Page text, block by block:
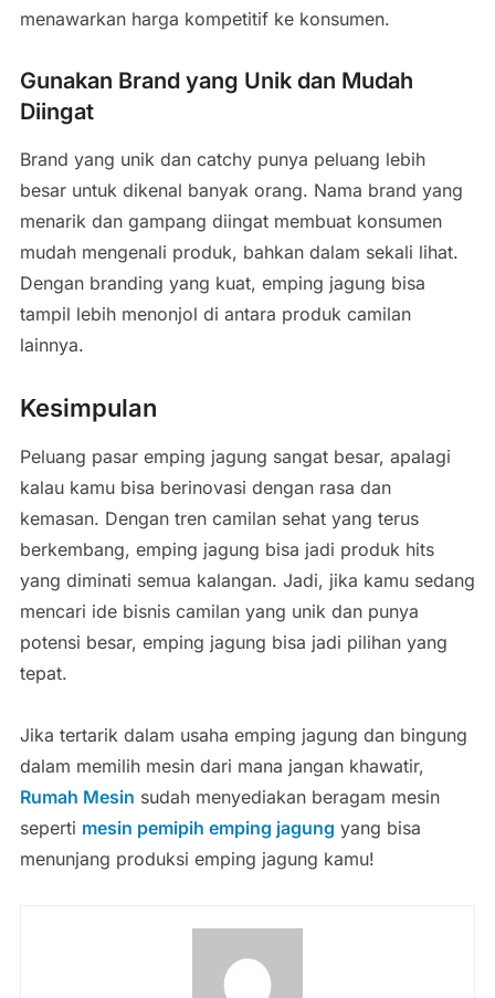
menawarkan harga kompetitif ke konsumen.
Gunakan Brand yang Unik dan Mudah
Diingat
Brand yang unik dan catchy punya peluang lebih
besar untuk dikenal banyak orang. Nama brand yang
menarik dan gampang diingat membuat konsumen
mudah mengenali produk, bahkan dalam sekali lihat.
Dengan branding yang kuat, emping jagung bisa
tampil lebih menonjol di antara produk camilan
lainnya.
Kesimpulan
Peluang pasar emping jagung sangat besar, apalagi
kalau kamu bisa berinovasi dengan rasa dan
kemasan. Dengan tren camilan sehat yang terus
berkembang, emping jagung bisa jadi produk hits
yang diminati semua kalangan. Jadi, jika kamu sedang
mencari ide bisnis camilan yang unik dan punya
potensi besar, emping jagung bisa jadi pilihan yang
tepat.
Jika tertarik dalam usaha emping jagung dan bingung
dalam memilih mesin dari mana jangan khawatir,
Rumah Mesin sudah menyediakan beragam mesin
seperti mesin pemipih emping jagung yang bisa
menunjang produksi emping jagung kamu!